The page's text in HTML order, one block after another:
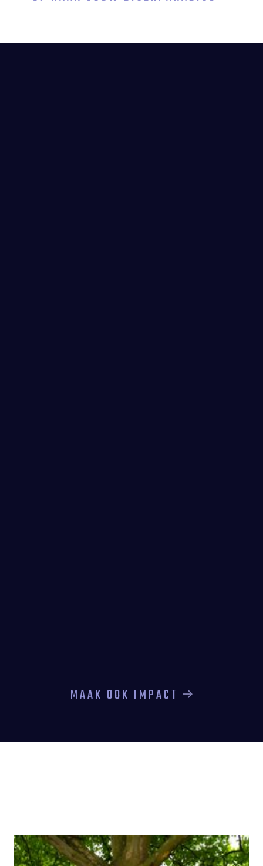
MAAK OOK IMPACT